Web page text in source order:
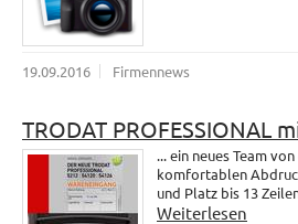
19.09.2016 Firmennews
TRODAT PROFESSIONAL
... ein neues Team
komfortablen
und Platz bis 13
Weiterlesen